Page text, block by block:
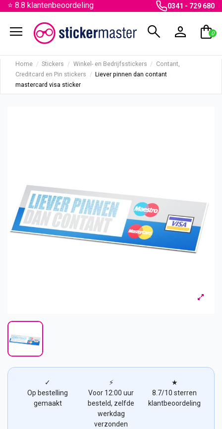
⭐ 8.8 klantenbeoordeling 0341 - 729 680
menu search person shopping_bag
0
Home Stickers Winkel- en Bedrijfsstickers
Contant,
Creditcard en Pin stickers
Liever pinnen dan contant
mastercard visa sticker
✓
Op bestelling
gemaakt
⚡
Voor 12:00 uur
besteld, zelfde
werkdag
verzonden
★
8.7/10 sterren
klantbeoordeling